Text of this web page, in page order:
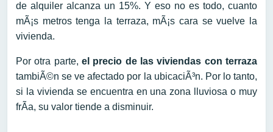
de alquiler alcanza un 15%. Y eso no es todo, cuanto
mÃ¡s metros tenga la terraza, mÃ¡s cara se vuelve la
vivienda.
Por otra parte, el precio de las viviendas con terraza
tambiÃ©n se ve afectado por la ubicaciÃ³n. Por lo tanto,
si la vivienda se encuentra en una zona lluviosa o muy
frÃ­a, su valor tiende a disminuir.